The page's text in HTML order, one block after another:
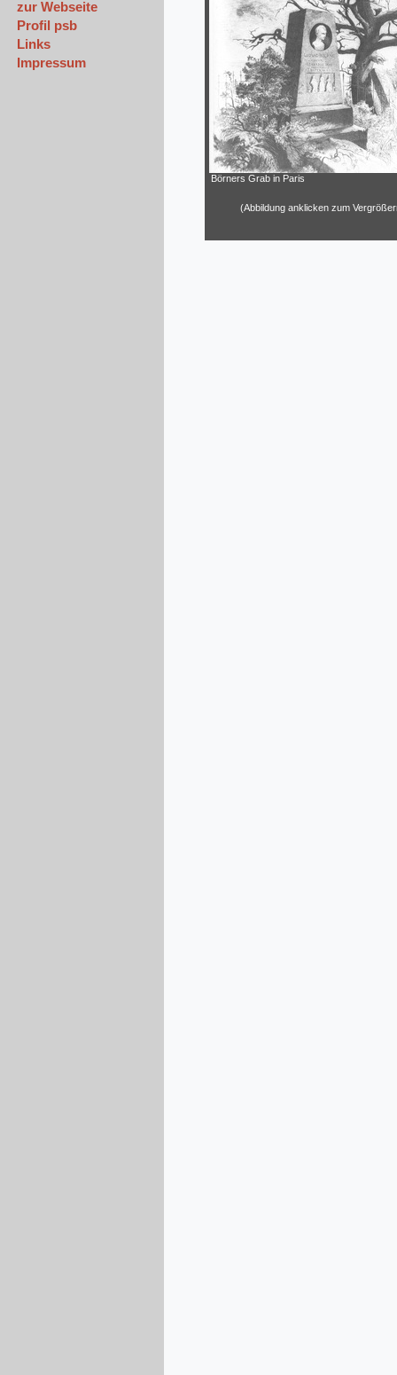
zur Webseite
Profil psb
Links
Impressum
Börners Grab in Paris
(Abbildung anklicken zum